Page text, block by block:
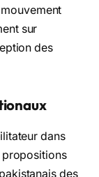
sur
des
dans
propositions
des